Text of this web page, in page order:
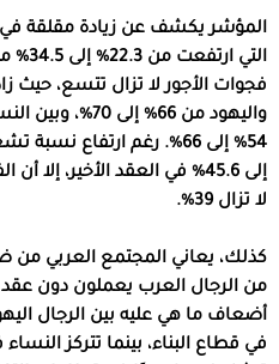
المؤشر يكشف عن زيادة مقلقة في
التي
فجوات الأجور لا تزال تتسع، حيث
واليهود من 66%
إلى 45.6% في العقد الأخير،
لا تزال 39%.
من الرجال العرب يعملون دون
أضعاف ما هي عليه بين الرجال
في قطاع البناء، بينما تتركز